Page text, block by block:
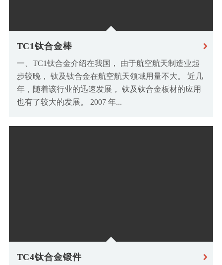
TC1钛合金棒
一、TC1钛合金介绍在我国， 由于航空航天制造业起
步较晚， 钛及钛合金在航空航天领域用量不大。 近几
年，随着该行业的迅速发展， 钛及钛合金板材的应用
也有了较大的发展。 2007 年...
TC4钛合金锻件